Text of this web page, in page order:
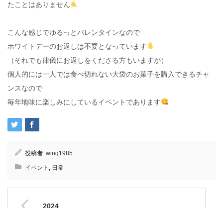
たことはありません
こんな感じでゆるっとバレンタインなので
ホワイトデーのお返しは不要となっています
（それでも律儀にお返しをくださる方もいますが）
個人的には一人では食べ切れない大袋のお菓子を購入できるチャ
ンスなので
毎年地味に楽しみにしているイベントであります
投稿者: wing1985
イベント , 日常
2024